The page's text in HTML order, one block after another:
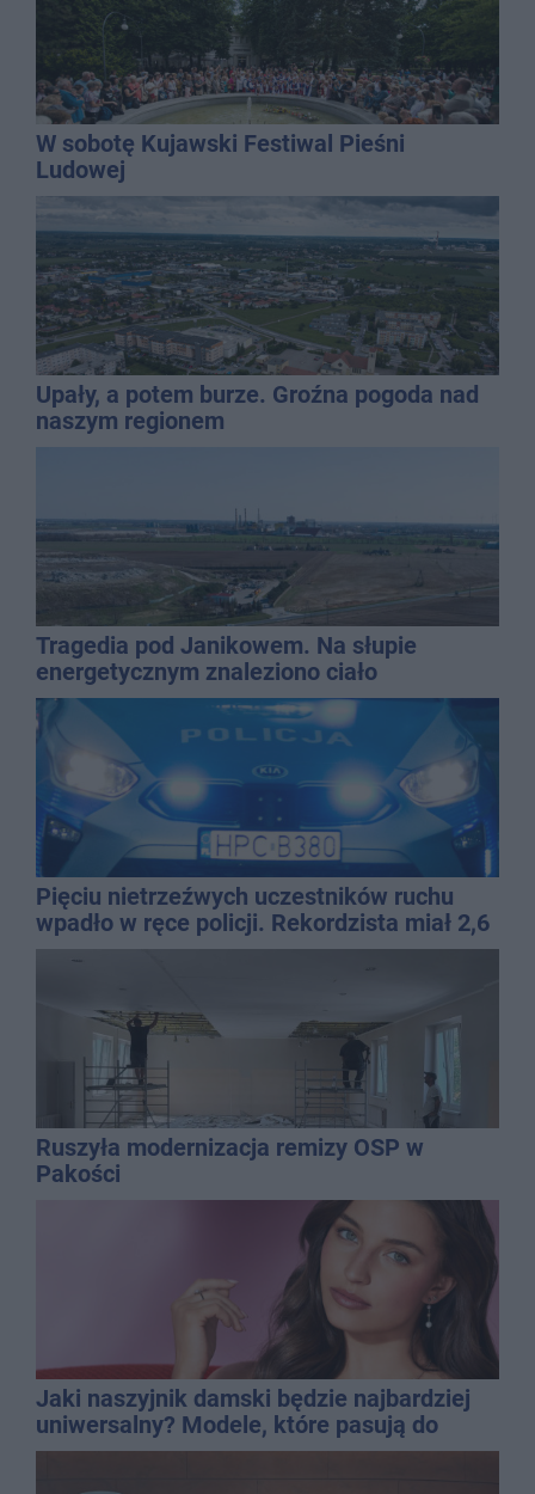
W sobotę Kujawski Festiwal Pieśni
Ludowej
Upały, a potem burze. Groźna pogoda nad
naszym regionem
Tragedia pod Janikowem. Na słupie
energetycznym znaleziono ciało
mężczyzny
Pięciu nietrzeźwych uczestników ruchu
wpadło w ręce policji. Rekordzista miał 2,6
promila
Ruszyła modernizacja remizy OSP w
Pakości
Jaki naszyjnik damski będzie najbardziej
uniwersalny? Modele, które pasują do
wielu stylizacji